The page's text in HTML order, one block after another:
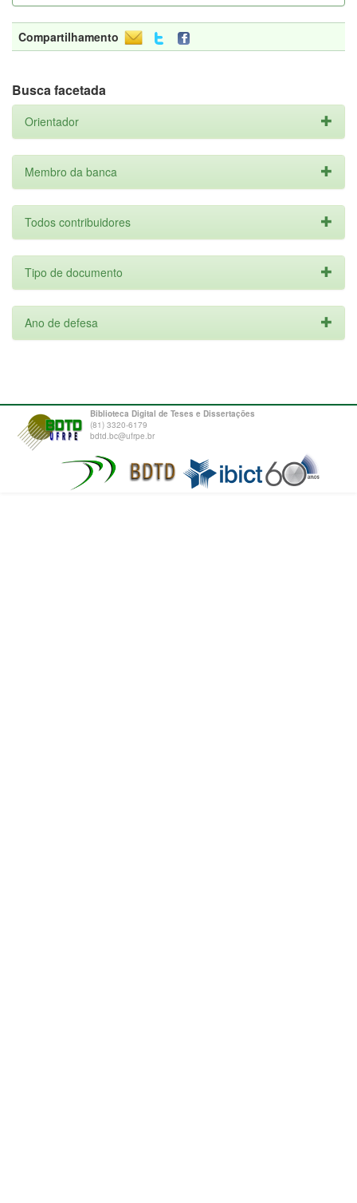
Compartilhamento
Busca facetada
Orientador
Membro da banca
Todos contribuidores
Tipo de documento
Ano de defesa
Biblioteca Digital de Teses e Dissertações
(81) 3320-6179
bdtd.bc@ufrpe.br